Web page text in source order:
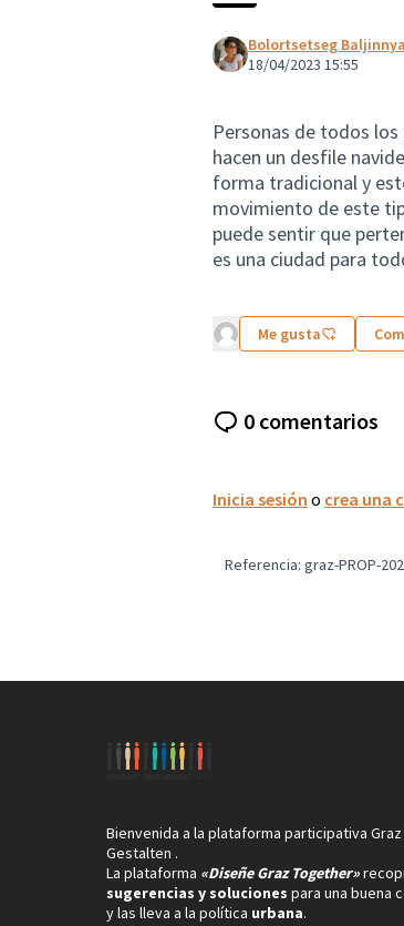
Bolortsetseg
18/04/2023 15:55
Personas de todos
hacen un desfile
forma tradicional y
movimiento de este
puede sentir que
es una ciudad para
Me gusta
0 comentarios
Inicia sesión o crea una
Referencia: graz-PROP-
Bienvenida a la plataforma participativa
Gestalten .
La plataforma «Diseñe Graz Together»
sugerencias y soluciones para una buena
y las lleva a la política urbana.